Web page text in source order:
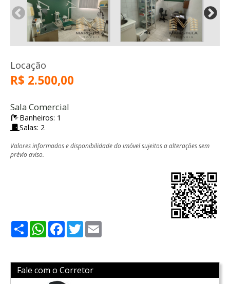
Locação
R$ 2.500,00
Sala Comercial
Banheiros: 1
Salas: 2
Valores informados e disponibilidade do imóvel sujeitos a alterações sem
prévio aviso.
ShareWhatsApp
Facebook
Twitter
Fale com o Corretor